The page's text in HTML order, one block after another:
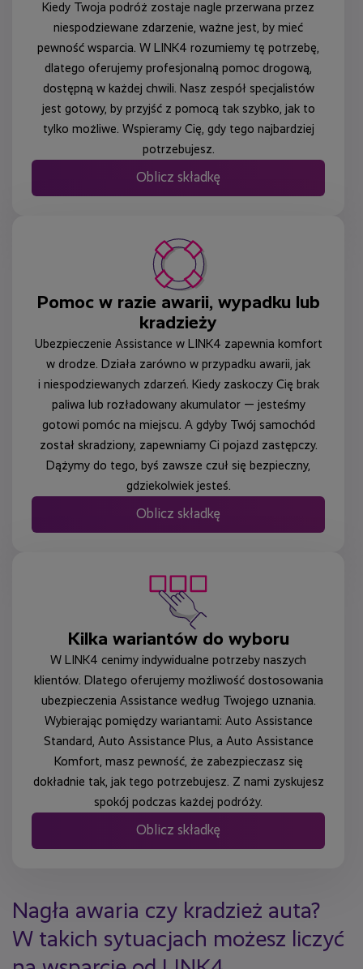
Kiedy Twoja podróż zostaje nagle przerwana przez
niespodziewane zdarzenie, ważne jest, by mieć
pewność wsparcia. W LINK4 rozumiemy tę potrzebę,
dlatego oferujemy profesjonalną pomoc drogową,
dostępną w każdej chwili. Nasz zespół specjalistów
jest gotowy, by przyjść z pomocą tak szybko, jak to
tylko możliwe. Wspieramy Cię, gdy tego najbardziej
potrzebujesz.
Oblicz składkę
Pomoc w razie awarii, wypadku lub
kradzieży
Ubezpieczenie Assistance w LINK4 zapewnia komfort
w drodze. Działa zarówno w przypadku awarii, jak
i niespodziewanych zdarzeń. Kiedy zaskoczy Cię brak
paliwa lub rozładowany akumulator — jesteśmy
gotowi pomóc na miejscu. A gdyby Twój samochód
został skradziony, zapewniamy Ci pojazd zastępczy.
Dążymy do tego, byś zawsze czuł się bezpieczny,
gdziekolwiek jesteś.
Oblicz składkę
Kilka wariantów do wyboru
W LINK4 cenimy indywidualne potrzeby naszych
klientów. Dlatego oferujemy możliwość dostosowania
ubezpieczenia Assistance według Twojego uznania.
Wybierając pomiędzy wariantami: Auto Assistance
Standard, Auto Assistance Plus, a Auto Assistance
Komfort, masz pewność, że zabezpieczasz się
dokładnie tak, jak tego potrzebujesz. Z nami zyskujesz
spokój podczas każdej podróży.
Oblicz składkę
Nagła awaria czy kradzież auta?
W takich sytuacjach możesz liczyć